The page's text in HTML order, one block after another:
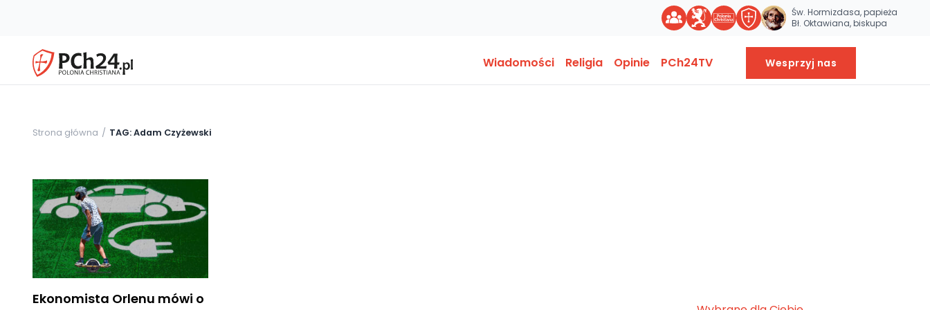
Św. Hormizdasa, papieża
Bł. Oktawiana, biskupa
Wiadomości Religia Opinie PCh24TV Wesprzyj nas
Strona główna TAG: Adam Czyżewski
Ekonomista Orlenu mówi o